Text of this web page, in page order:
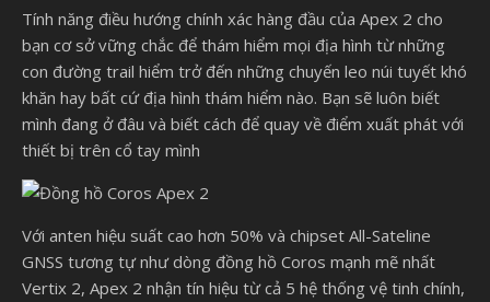
Tính năng điều hướng chính xác hàng đầu của Apex 2 cho
bạn cơ sở vững chắc để thám hiểm mọi địa hình từ những
con đường trail hiểm trở đến những chuyến leo núi tuyết khó
khăn hay bất cứ địa hình thám hiểm nào. Bạn sẽ luôn biết
mình đang ở đâu và biết cách để quay về điểm xuất phát với
thiết bị trên cổ tay mình
Với anten hiệu suất cao hơn 50% và chipset All-Sateline
GNSS tương tự như dòng đồng hồ Coros mạnh mẽ nhất
Vertix 2, Apex 2 nhận tín hiệu từ cả 5 hệ thống vệ tinh chính,